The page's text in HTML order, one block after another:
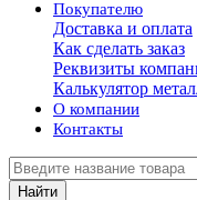
Покупателю
Доставка и оплата
Как сделать заказ
Реквизиты
Калькулятор
О компании
Контакты
Найти